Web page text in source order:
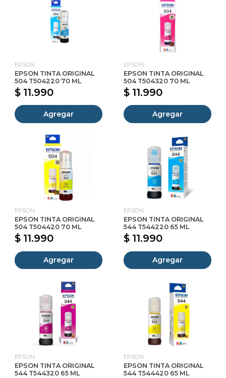
EPSON
EPSON TINTA ORIGINAL
504 T504220 70 ML
$ 11.990
Agregar
EPSON
EPSON TINTA ORIGINAL
504 T504320 70 ML
$ 11.990
Agregar
EPSON
EPSON TINTA ORIGINAL
504 T504420 70 ML
$ 11.990
Agregar
EPSON
EPSON TINTA ORIGINAL
544 T544220 65 ML
$ 11.990
Agregar
EPSON
EPSON TINTA ORIGINAL
544 T544320 65 ML
EPSON
EPSON TINTA ORIGINAL
544 T544420 65 ML